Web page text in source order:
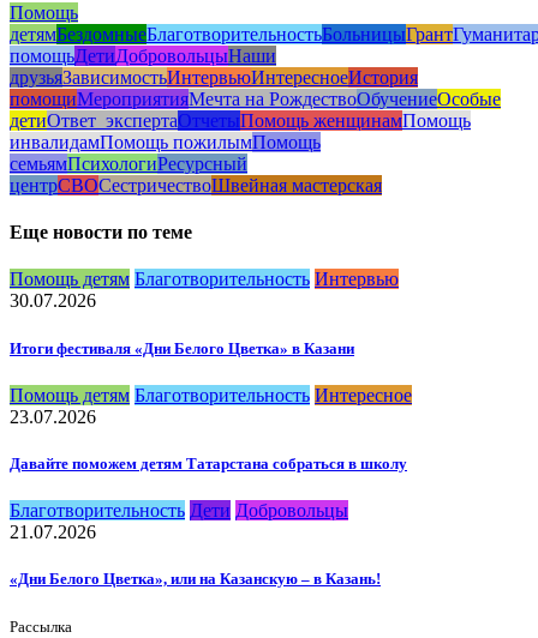
Помощь
детямБездомныеБлаготворительностьБольницыГрант
помощьДетиДобровольцыНаши
друзьяЗависимостьИнтервьюИнтересноеИстория
помощиМероприятияМечта на РождествоОбучениеОсобые
детиОтвет_экспертаОтчетыПомощь женщинамПомощь
инвалидамПомощь пожилымПомощь
семьямПсихологиРесурсный
центрСВОСестричествоШвейная мастерская
Еще новости по теме
Помощь детям Благотворительность Интервью
30.07.2026
Итоги фестиваля «Дни Белого Цветка» в Казани
Помощь детям Благотворительность Интересное
23.07.2026
Давайте поможем детям Татарстана собраться в школу
Благотворительность Дети Добровольцы
21.07.2026
«Дни Белого Цветка», или на Казанскую – в Казань!
Рассылка